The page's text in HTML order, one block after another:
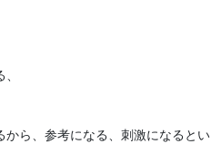
ら、参考になる、刺激になるとい